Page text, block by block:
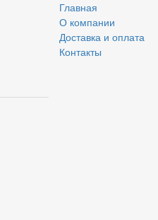
Главная
О компании
Доставка и оплата
Контакты